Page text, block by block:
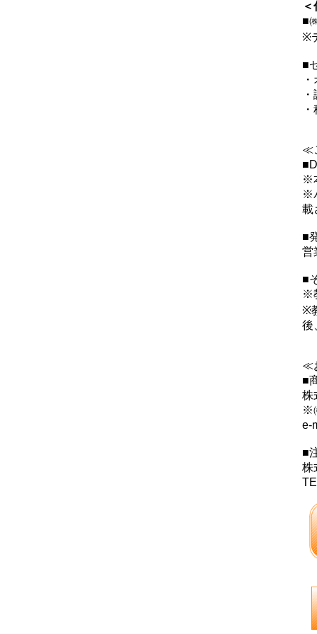
■
※
■
≪
※
※
載
■
営
■
※
※
後
≪
■
株
※
e-
■
株